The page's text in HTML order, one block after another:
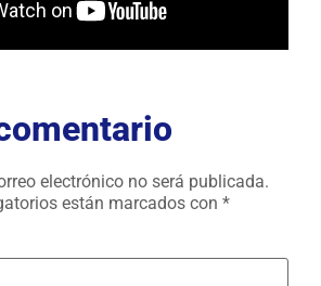
electrónico no será publicada.
están marcados con *